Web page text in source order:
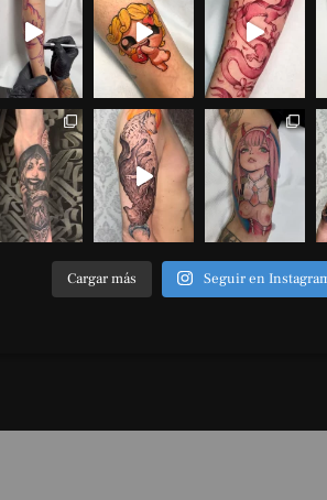
Cargar más Seguir en